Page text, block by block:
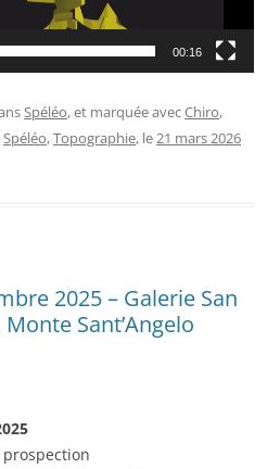
00:16
Spéléo, et marquée avecChiro,
Spéléo,Topographie, le21 mars 2026
2025 – Galerie San
Sant’Angelo